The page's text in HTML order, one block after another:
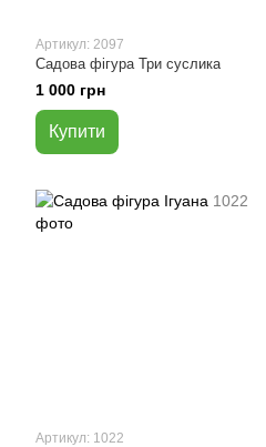
Артикул: 2097
Садова фігура Три суслика
1 000 грн
Купити
Артикул: 1022